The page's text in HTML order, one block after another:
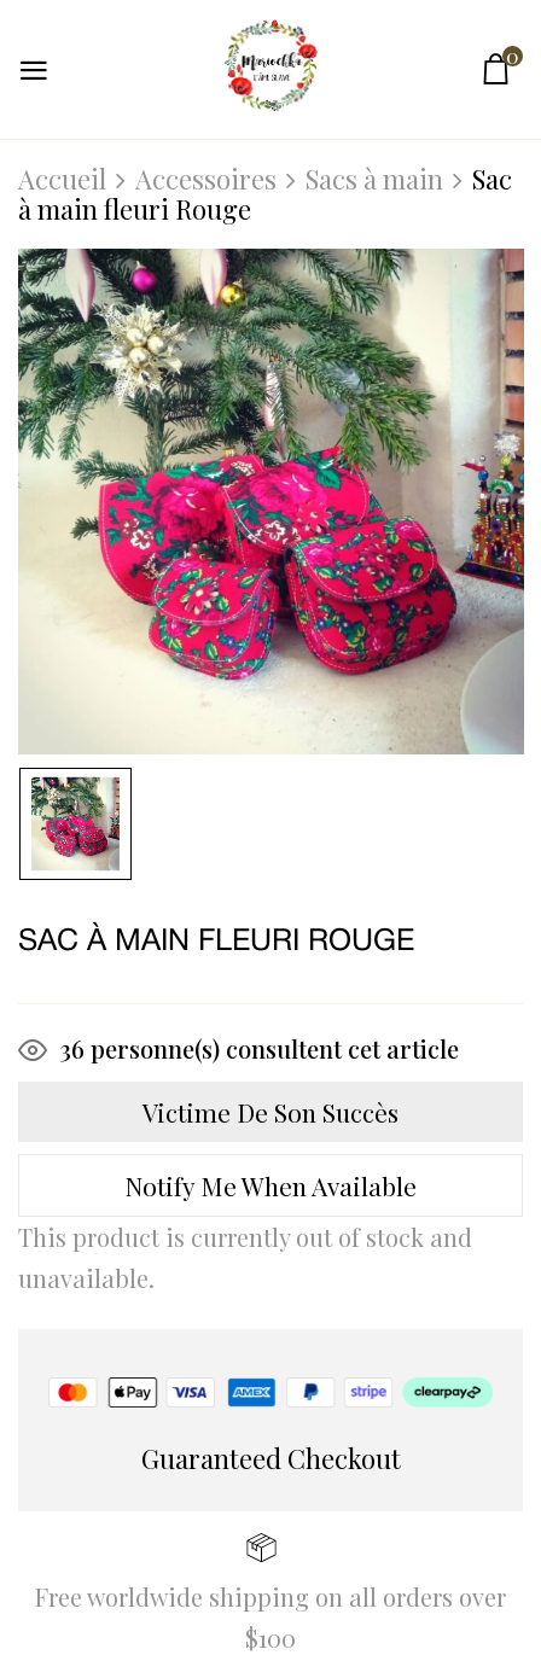
0
Accueil Accessoires Sacs à main
Sac
à main fleuri Rouge
SAC À MAIN FLEURI ROUGE
36 personne(s) consultent cet article
Victime De Son Succès
Notify Me When Available
This product is currently out of stock and
unavailable.
Guaranteed Checkout
Free worldwide shipping on all orders over
$100